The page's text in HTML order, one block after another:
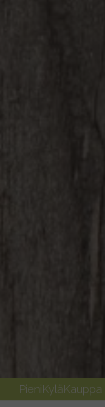
PieniKyläKauppa